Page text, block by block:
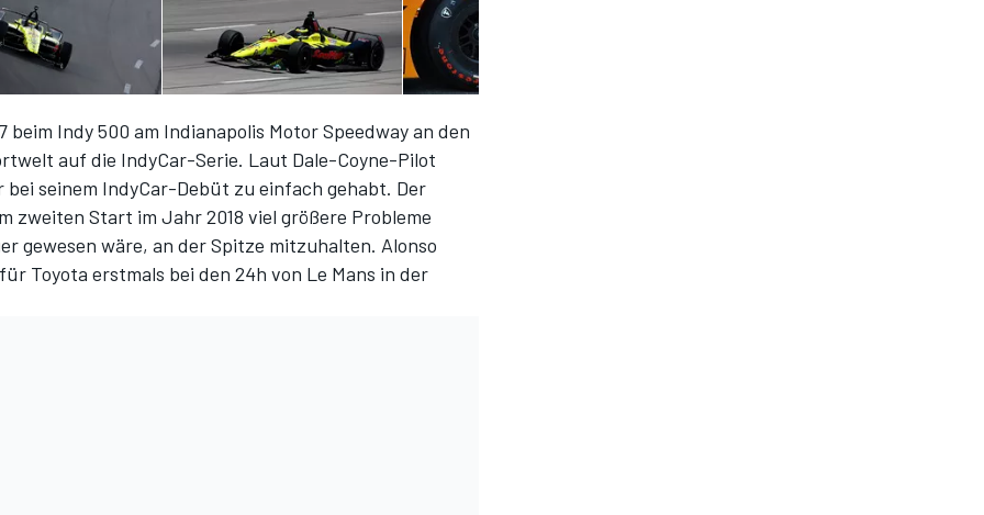
beim Indy 500 am Indianapolis Motor Speedway an den
auf die IndyCar-Serie. Laut Dale-Coyne-Pilot
seinem IndyCar-Debüt zu einfach gehabt. Der
zweiten Start im Jahr 2018 viel größere Probleme
gewesen wäre, an der Spitze mitzuhalten. Alonso
Toyota erstmals bei den 24h von Le Mans in der